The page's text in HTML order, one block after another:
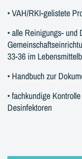
• VAH/RKI-gelistete
• alle Reinigungs-
33-36 im
• Handbuch zur
• fachkundige
Desinfektoren